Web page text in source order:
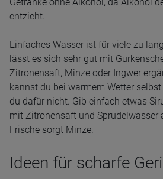
entzieht.
Einfaches Wasser ist für viele zu
lässt es sich sehr gut mit
Zitronensaft, Minze oder Ingwer
kannst du bei warmem Wetter
du dafür nicht. Gib einfach etwas
mit Zitronensaft und Sprudelwasser
Frische sorgt Minze.
Ideen für scharfe